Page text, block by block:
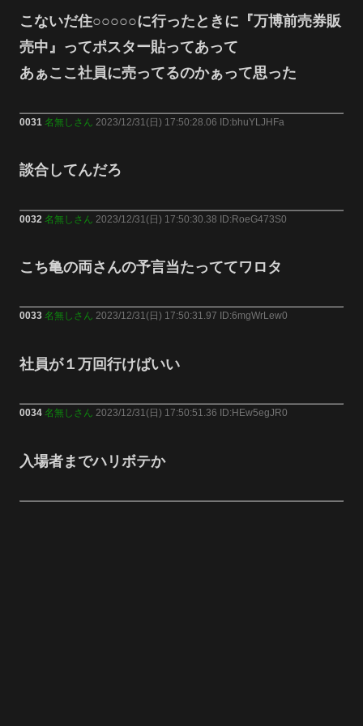
こないだ住○○○○○に行ったときに『万博前売券販
売中』ってポスター貼ってあって
あぁここ社員に売ってるのかぁって思った
0031 名無しさん 2023/12/31(日) 17:50:28.06 ID:bhuYLJHFa
談合してんだろ
0032 名無しさん 2023/12/31(日) 17:50:30.38 ID:RoeG473S0
こち亀の両さんの予言当たっててワロタ
0033 名無しさん 2023/12/31(日) 17:50:31.97 ID:6mgWrLew0
社員が１万回行けばいい
0034 名無しさん 2023/12/31(日) 17:50:51.36 ID:HEw5egJR0
入場者までハリボテか